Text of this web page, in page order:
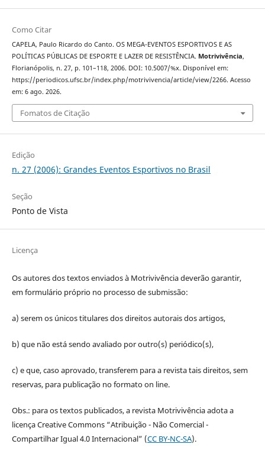
Como Citar
CAPELA, Paulo Ricardo do Canto. OS MEGA-EVENTOS ESPORTIVOS E AS
POLÍTICAS PÚBLICAS DE ESPORTE E LAZER DE RESISTÊNCIA. Motrivivência,
Florianópolis, n. 27, p. 101–118, 2006. DOI: 10.5007/%x. Disponível em:
https://periodicos.ufsc.br/index.php/motrivivencia/article/view/2266. Acesso
em: 6 ago. 2026.
Fomatos de Citação
Edição
n. 27 (2006): Grandes Eventos Esportivos no Brasil
Seção
Ponto de Vista
Licença
Os autores dos textos enviados à Motrivivência deverão garantir,
em formulário próprio no processo de submissão:
a) serem os únicos titulares dos direitos autorais dos artigos,
b) que não está sendo avaliado por outro(s) periódico(s),
c) e que, caso aprovado, transferem para a revista tais direitos, sem
reservas, para publicação no formato on line.
Obs.: para os textos publicados, a revista Motrivivência adota a
licença Creative Commons “Atribuição - Não Comercial -
Compartilhar Igual 4.0 Internacional” (CC BY-NC-SA).